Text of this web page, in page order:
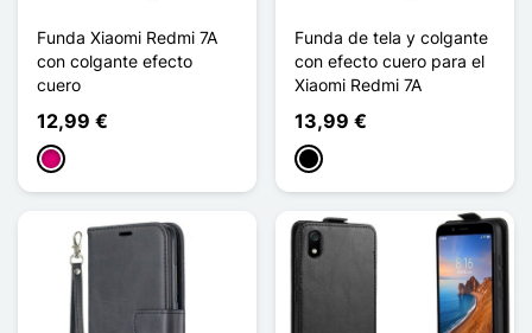
Funda Xiaomi Redmi 7A
con colgante efecto
cuero
12,99 €
Magenta
Funda de tela y colgante
con efecto cuero para el
Xiaomi Redmi 7A
13,99 €
Negro